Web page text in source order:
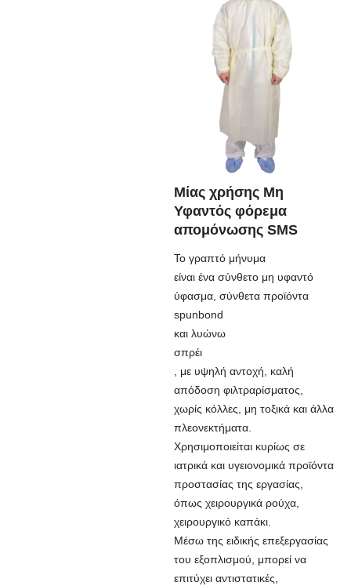
Μίας χρήσης Μη
Υφαντός φόρεμα
απομόνωσης SMS
Το γραπτό μήνυμα
είναι ένα σύνθετο μη υφαντό
ύφασμα, σύνθετα προϊόντα
spunbond
και λυώνω
σπρέι
, με υψηλή αντοχή, καλή
απόδοση φιλτραρίσματος,
χωρίς κόλλες, μη τοξικά και άλλα
πλεονεκτήματα.
Χρησιμοποιείται κυρίως σε
ιατρικά και υγειονομικά προϊόντα
προστασίας της εργασίας,
όπως χειρουργικά ρούχα,
χειρουργικό καπάκι.
Μέσω της ειδικής επεξεργασίας
του εξοπλισμού, μπορεί να
επιτύχει αντιστατικές,